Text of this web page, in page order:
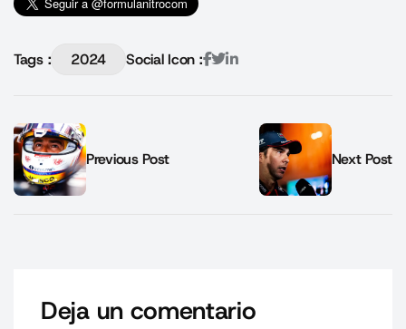
Tags : 2024 Social Icon :
Previous Post Next Post
Deja un comentario